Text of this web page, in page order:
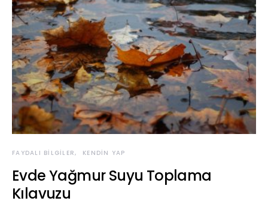
FAYDALI BILGILER KENDIN YAP
Evde Yağmur Suyu Toplama
Kılavuzu